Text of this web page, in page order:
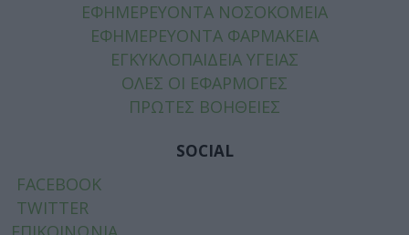
ΕΦΗΜΕΡΕΥΟΝΤΑ ΝΟΣΟΚΟΜΕΙΑ
ΕΦΗΜΕΡΕΥΟΝΤΑ ΦΑΡΜΑΚΕΙΑ
ΕΓΚΥΚΛΟΠΑΙΔΕΙΑ ΥΓΕΙΑΣ
ΟΛΕΣ ΟΙ ΕΦΑΡΜΟΓΕΣ
ΠΡΩΤΕΣ ΒΟΗΘΕΙΕΣ
SOCIAL
FACEBOOK
TWITTER